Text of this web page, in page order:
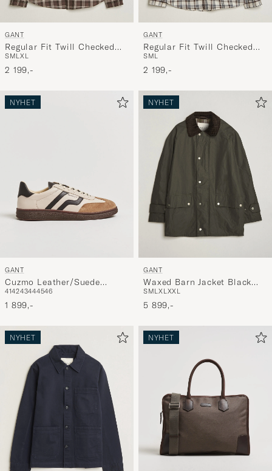
GANT
Regular Fit Twill Checked
Shirt Faded Taupe
SMLXL
2 199,-
GANT
Regular Fit Twill Checked
Shirt Sand
SML
2 199,-
NYHET
GANT
Cuzmo Leather/Suede
Sneaker Beige/Brown
414243444546
1 899,-
NYHET
GANT
Waxed Barn Jacket Black
Brown
SMLXLXXL
5 899,-
NYHET NYHET